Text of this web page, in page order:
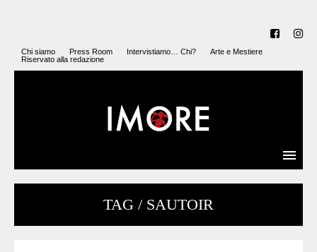
Chi siamo Press Room Intervistiamo… Chi?
Arte e Mestiere
Riservato alla redazione
TAG / SAUTOIR